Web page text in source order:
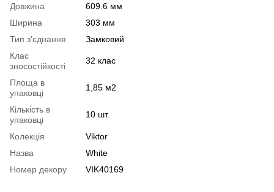
Довжина
609.6 мм
Ширина
303 мм
Тип з'єднання
Замковий
Клас
зносостійкості
32 клас
Площа в
упаковці
1,85 м2
Кількість в
упаковці
10 шт.
Колекція
Viktor
Назва
White
Номер декору
VIK40169